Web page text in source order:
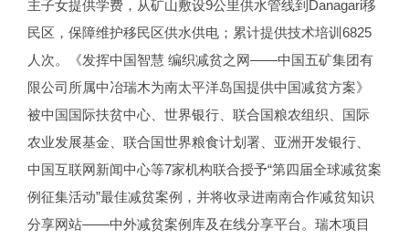
主子女提供学费，从矿山敷设9公里供水管线到Danagari移
民区，保障维护移民区供水供电；累计提供技术培训6825
人次。《发挥中国智慧 编织减贫之网——中国五矿集团有
限公司所属中冶瑞木为南太平洋岛国提供中国减贫方案》
被中国国际扶贫中心、世界银行、联合国粮农组织、国际
农业发展基金、联合国世界粮食计划署、亚洲开发银行、
中国互联网新闻中心等7家机构联合授予“第四届全球减贫案
例征集活动”最佳减贫案例，并将收录进南南合作减贫知识
分享网站——中外减贫案例库及在线分享平台。瑞木项目